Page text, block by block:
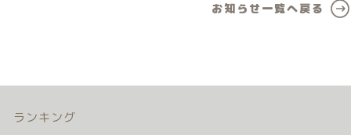
お知らせ一覧へ戻る
ランキング
商品一覧
全てのアイテム